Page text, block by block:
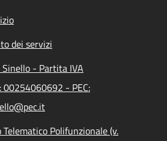
dei servizi
- Partita IVA
- PEC:
Polifunzionale (v.